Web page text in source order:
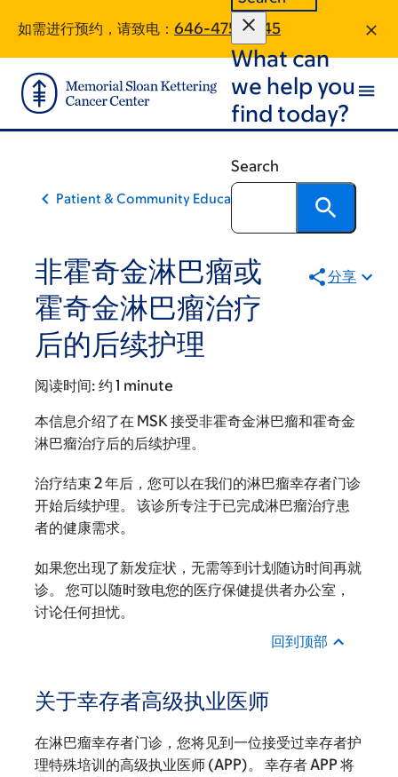
main
content
footer
如需进行预约，请致电： 646-475-2645
What can
we help you
find today?
Search
Patient & Community Education
非霍奇金淋巴瘤或
霍奇金淋巴瘤治疗
后的后续护理
分享
阅读时间: 约 1 minute
本信息介绍了在 MSK 接受非霍奇金淋巴瘤和霍奇金
淋巴瘤治疗后的后续护理。
治疗结束 2 年后，您可以在我们的淋巴瘤幸存者门诊
开始后续护理。 该诊所专注于已完成淋巴瘤治疗患
者的健康需求。
如果您出现了新发症状，无需等到计划随访时间再就
诊。 您可以随时致电您的医疗保健提供者办公室，
讨论任何担忧。
回到顶部
关于幸存者高级执业医师
在淋巴瘤幸存者门诊，您将见到一位接受过幸存者护
理特殊培训的高级执业医师 (APP)。 幸存者 APP 将